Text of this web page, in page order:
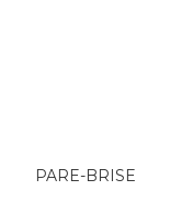
PARE-BRISE